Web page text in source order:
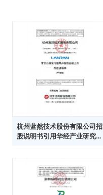
杭州蓝然技术股份有限公司招
股说明书引用华经产业研究院